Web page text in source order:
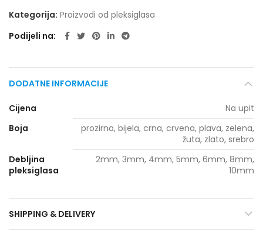
Kategorija: Proizvodi od pleksiglasa
Podijeli na
DODATNE INFORMACIJE
Cijena
Na upit
Boja
prozirna, bijela, crna, crvena, plava, zelena,
žuta, zlato, srebro
Debljina
pleksiglasa
2mm, 3mm, 4mm, 5mm, 6mm, 8mm,
10mm
SHIPPING & DELIVERY